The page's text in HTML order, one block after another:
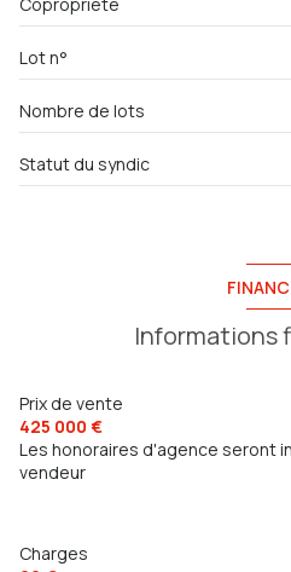
chambre
chambre
salle de bain
annexe
Lot n°
Nombre de lots
Statut du syndic
Informations
Prix de vente
425 000 €
Les honoraires d'agence seront
vendeur
Charges